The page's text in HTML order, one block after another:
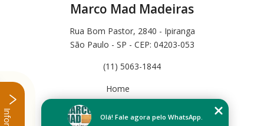
Marco Mad Madeiras
Rua Bom Pastor, 2840 - Ipiranga
São Paulo - SP - CEP: 04203-053
(11) 5063-1844
Home
Empresa
Missão
Olá! Fale agora pelo WhatsApp.